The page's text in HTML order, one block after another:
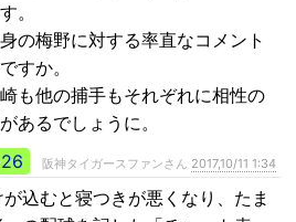
。
の梅野に対する率直なコメント
すか。
も他の捕手もそれぞれに相性の
あるでしょうに。
阪神タイガースファンさん 2017,10/11 1:34
込むと寝つきが悪くなり、たま